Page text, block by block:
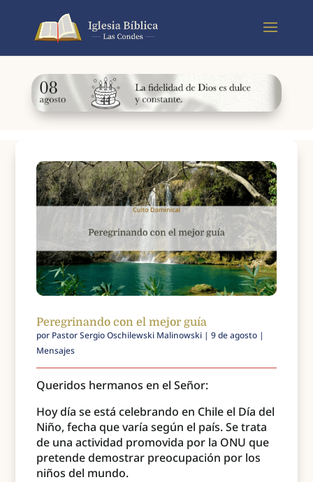
Peregrinando con el mejor guía
por Pastor Sergio Oschilewski Malinowski |9 de agosto |
Mensajes
Queridos hermanos en el Señor:
Hoy día se está celebrando en Chile el Día del
Niño, fecha que varía según el país. Se trata
de una actividad promovida por la ONU que
pretende demostrar preocupación por los
niños del mundo.